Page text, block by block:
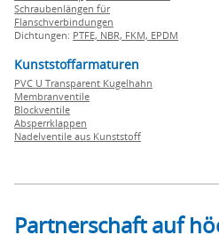
Schraubenlängen für
Flanschverbindungen
Dichtungen: PTFE, NBR, FKM, EPDM
Kunststoffarmaturen
PVC U Transparent Kugelhahn
Membranventile
Blockventile
Absperrklappen
Nadelventile aus Kunststoff
Partnerschaft auf